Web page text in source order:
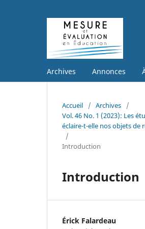
Archives Annonces
Accueil / Archives
/
Vol. 46 No. 1 (2023): Les
éclaire-t-elle nos objets de
/
Introduction
Introduction
Érick Falardeau